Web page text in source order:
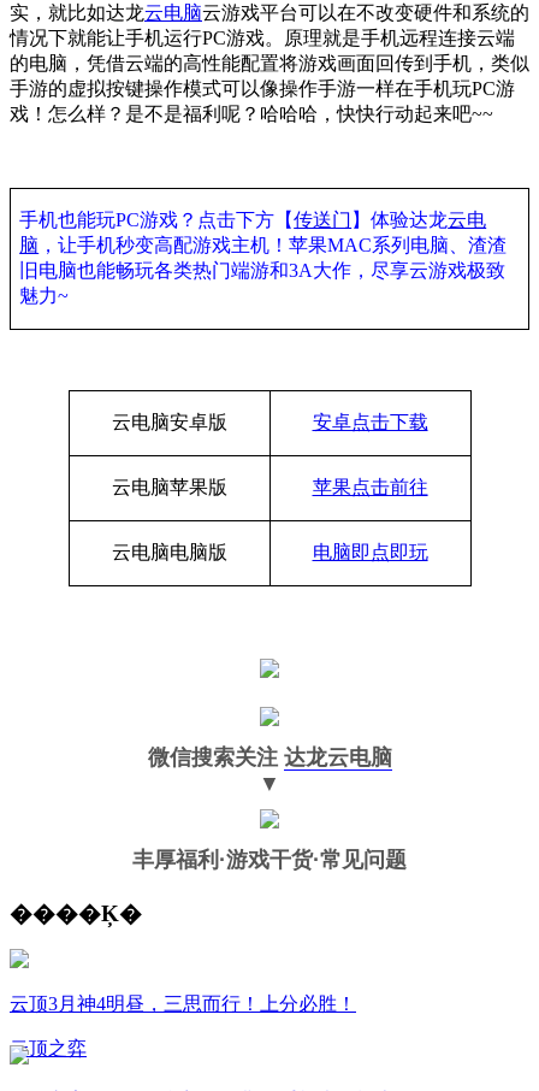
实，就比如达龙云电脑云游戏平台可以在不改变硬件和系统的
情况下就能让手机运行PC游戏。原理就是手机远程连接云端
的电脑，凭借云端的高性能配置将游戏画面回传到手机，类似
手游的虚拟按键操作模式可以像操作手游一样在手机玩PC游
戏！怎么样？是不是福利呢？哈哈哈，快快行动起来吧~~
手机也能玩PC游戏？点击下方【传送门 】体验达龙云电
脑 ，让手机秒变高配游戏主机！苹果MAC系列电脑、渣渣
旧电脑也能畅玩各类热门端游和3A大作，尽享云游戏极致
魅力~
云电脑安卓版 安卓点击下载
云电脑苹果版 苹果点击前往
云电脑电脑版 电脑即点即玩
微信搜索关注 达龙云电脑
▼
丰厚福利 ·游戏干货·常见问题
����Ķ�
云顶3月神4明昼，三思而行！上分必胜！
云顶之弈